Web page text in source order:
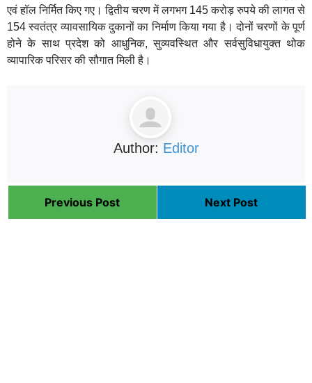
एवं हॉल निर्मित किए गए। द्वितीय चरण में लगभग 145 करोड़ रुपये की लागत से
154 स्वतंत्र व्यावसायिक दुकानों का निर्माण किया गया है। दोनों चरणों के पूर्ण
होने के साथ प्रदेश को आधुनिक, सुव्यवस्थित और सर्वसुविधायुक्त थोक
व्यापारिक परिसर की सौगात मिली है।
Author: Editor
Previous Post Next Post